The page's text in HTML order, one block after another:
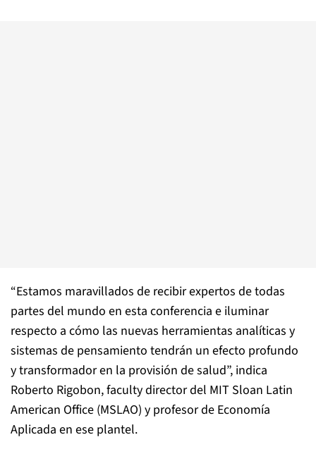
“Estamos maravillados de recibir expertos de todas
partes del mundo en esta conferencia e iluminar
respecto a cómo las nuevas herramientas analíticas y
sistemas de pensamiento tendrán un efecto profundo
y transformador en la provisión de salud”, indica
Roberto Rigobon, faculty director del MIT Sloan Latin
American Office (MSLAO) y profesor de Economía
Aplicada en ese plantel.